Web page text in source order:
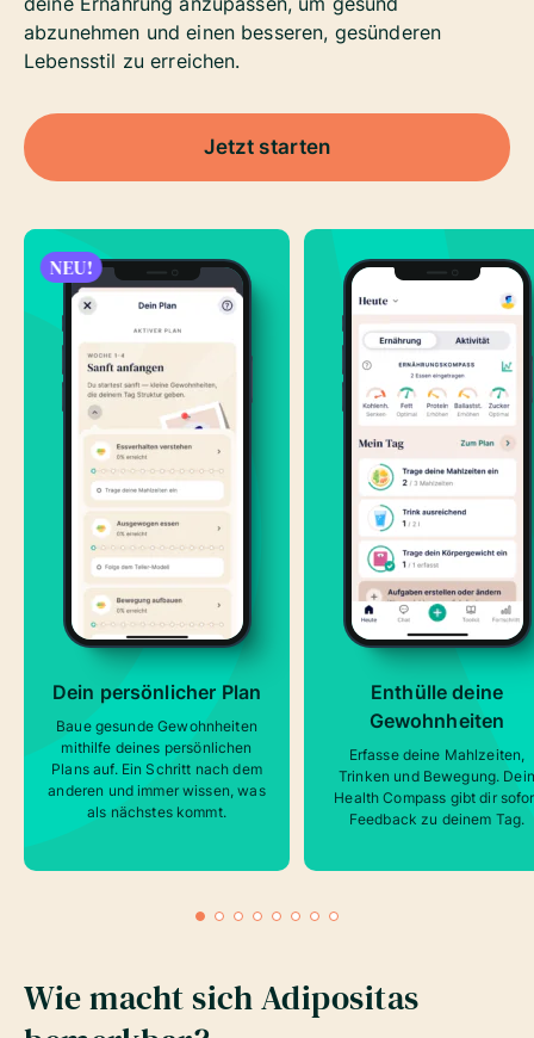
abzunehmen und einen besseren, gesünderen
Lebensstil zu erreichen.
Jetzt starten
NEU!
Dein persönlicher Plan
Baue gesunde Gewohnheiten
mithilfe deines persönlichen
Plans auf. Ein Schritt nach dem
anderen und immer wissen, was
als nächstes kommt.
Enthülle deine
Gewohnheiten
Erfasse deine Mahlzeiten,
Trinken und Bewegung. Dein
Health Compass gibt dir
Feedback zu deinem Tag.
Wie macht sich Adipositas